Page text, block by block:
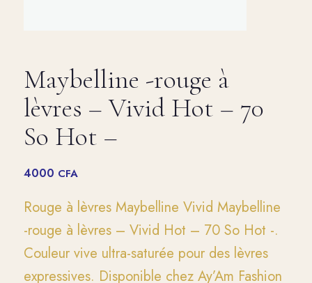
Maybelline -rouge à
lèvres – Vivid Hot – 70
So Hot –
4000 CFA
Rouge à lèvres Maybelline Vivid Maybelline
-rouge à lèvres – Vivid Hot – 70 So Hot -.
Couleur vive ultra-saturée pour des lèvres
expressives. Disponible chez Ay’Am Fashion